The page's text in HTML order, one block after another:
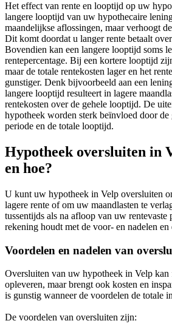
Het effect van rente en looptijd op uw
langere looptijd van uw hypothecaire
maandelijkse aflossingen, maar verhoogt
Dit komt doordat u langer rente betaalt
Bovendien kan een langere looptijd soms
rentepercentage. Bij een kortere looptijd
maar de totale rentekosten lager en het
gunstiger. Denk bijvoorbeeld aan een
langere looptijd resulteert in lagere
rentekosten over de gehele looptijd. De
hypotheek worden sterk beïnvloed door de
periode en de totale looptijd.
Hypotheek oversluiten in
en hoe?
U kunt uw hypotheek in Velp oversluiten
lagere rente of om uw maandlasten te
tussentijds als na afloop van uw rentevaste
rekening houdt met de voor- en nadelen en
Voordelen en nadelen van
Oversluiten van uw hypotheek in Velp kan
opleveren, maar brengt ook kosten en
is gunstig wanneer de voordelen de totale
De voordelen van oversluiten zijn: